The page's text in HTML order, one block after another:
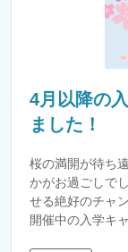
4月以降の
ました！
桜の満開が待ち
かがお過ごしで
せる絶好のチャ
開催中の入学キ